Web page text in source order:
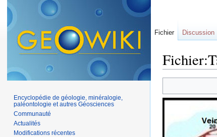
Fichier Discussion
Encyclopédie de géologie, minéralogie,
paléontologie et autres Géosciences
Communauté
Actualités
Modifications récentes